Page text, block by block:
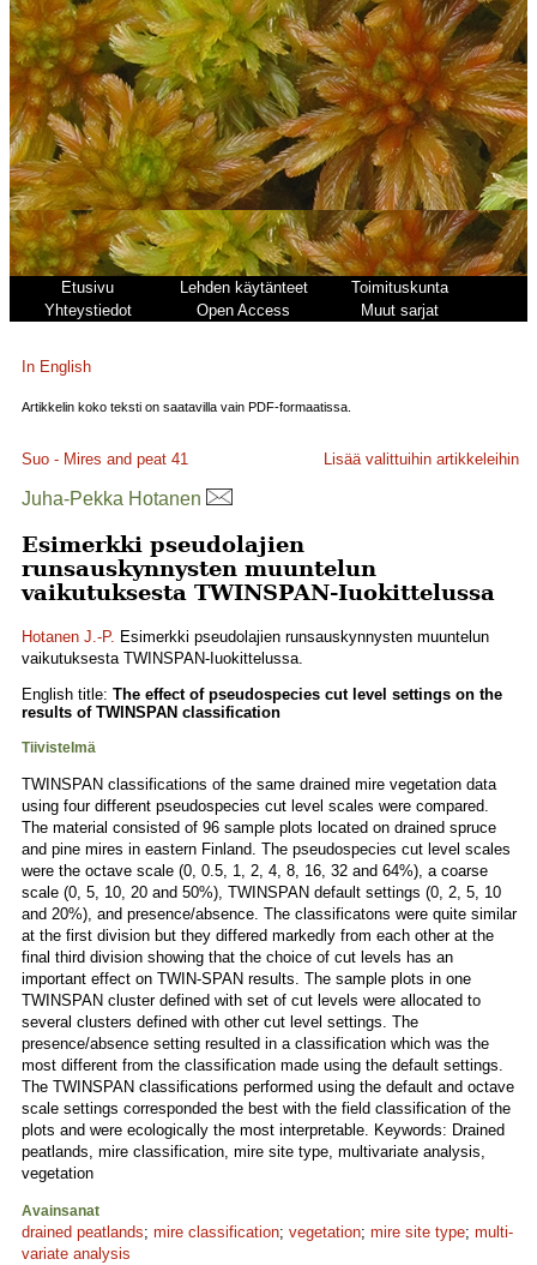
Etusivu Lehden käytänteet
Toimituskunta
Yhteystiedot
Open Access Muut sarjat
In English
Artikkelin koko teksti on saatavilla vain PDF-formaatissa.
Suo - Mires and peat 41 Lisää valittuihin artikkeleihin
Juha-Pekka Hotanen
Esimerkki pseudolajien
runsauskynnysten muuntelun
vaikutuksesta TWINSPAN-Iuokittelussa
Hotanen J.-P. Esimerkki pseudolajien runsauskynnysten muuntelun
vaikutuksesta TWINSPAN-Iuokittelussa.
English title: The effect of pseudospecies cut level settings on the
results of TWINSPAN classification
Tiivistelmä
TWINSPAN classifications of the same drained mire vegetation data
using four different pseudospecies cut level scales were compared.
The material consisted of 96 sample plots located on drained spruce
and pine mires in eastern Finland. The pseudospecies cut level scales
were the octave scale (0, 0.5, 1, 2, 4, 8, 16, 32 and 64%), a coarse
scale (0, 5, 10, 20 and 50%), TWINSPAN default settings (0, 2, 5, 10
and 20%), and presence/absence. The classificatons were quite similar
at the first division but they differed markedly from each other at the
final third division showing that the choice of cut levels has an
important effect on TWIN-SPAN results. The sample plots in one
TWINSPAN cluster defined with set of cut levels were allocated to
several clusters defined with other cut level settings. The
presence/absence setting resulted in a classification which was the
most different from the classification made using the default settings.
The TWINSPAN classifications performed using the default and octave
scale settings corresponded the best with the field classification of the
plots and were ecologically the most interpretable. Keywords: Drained
peatlands, mire classification, mire site type, multivariate analysis,
vegetation
Avainsanat
drained peatlands; mire classification; vegetation; mire site type; multi­
variate analysis